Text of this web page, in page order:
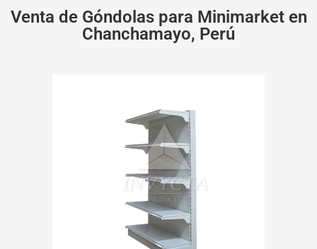
Venta de Góndolas para Minimarket en
Chanchamayo, Perú